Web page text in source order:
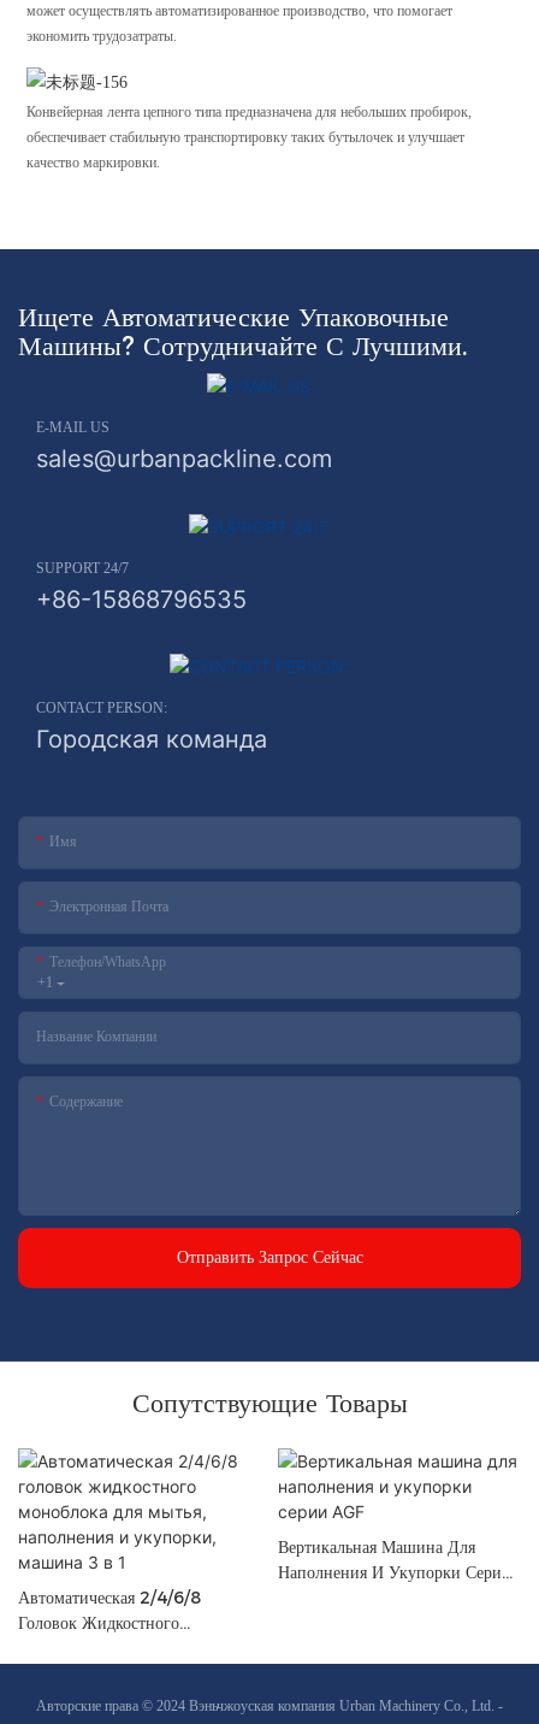
может осуществлять автоматизированное производство, что помогает
экономить трудозатраты.
Конвейерная лента цепного типа предназначена для небольших пробирок,
обеспечивает стабильную транспортировку таких бутылочек и улучшает
качество маркировки.
Ищете Автоматические Упаковочные
Машины? Сотрудничайте С Лучшими.
E-MAIL US
sales@urbanpackline.com
SUPPORT 24/7
+86-15868796535
CONTACT PERSON:
Городская команда
Имя
Электронная Почта
+1
Телефон/WhatsApp
Название Компании
Содержание
Отправить Запрос Сейчас
Сопутствующие Товары
Автоматическая 2/4/6/8
Головок Жидкостного
Машина 3 В 1
Вертикальная Машина Для
Наполнения И Укупорки Серии
Авторские права © 2024 Вэньчжоуская компания Urban Machinery Co., Ltd. -